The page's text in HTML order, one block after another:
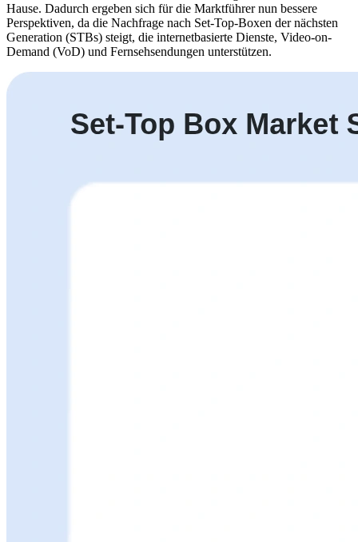
Hause. Dadurch ergeben sich für die Marktführer nun bessere
Perspektiven, da die Nachfrage nach Set-Top-Boxen der nächsten
Generation (STBs) steigt, die internetbasierte Dienste, Video-on-
Demand (VoD) und Fernsehsendungen unterstützen.